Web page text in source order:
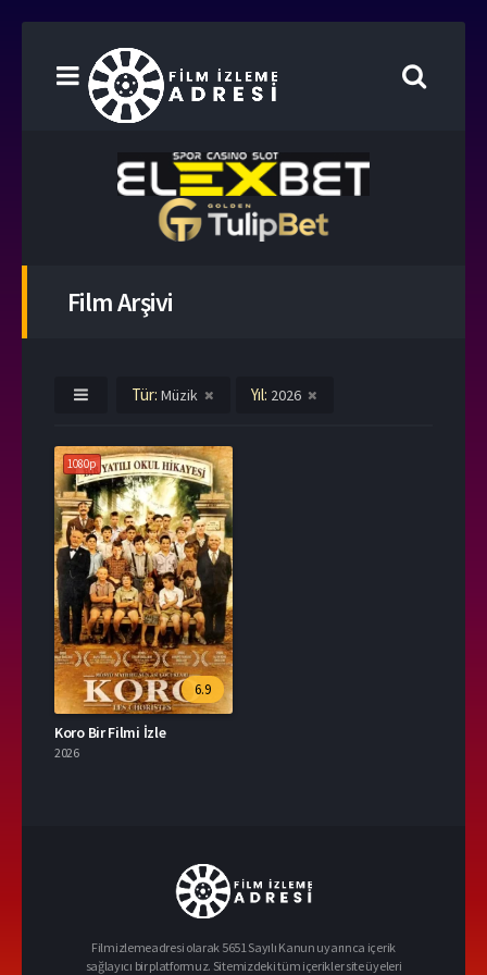
Film Arşivi
Tür: Müzik Yıl: 2026
1080p
6.9
Koro Bir Filmi İzle
2026
Filmizlemeadresi olarak 5651 Sayılı Kanun uyarınca içerik
sağlayıcı bir platformuz. Sitemizdeki tüm içerikler site üyeleri